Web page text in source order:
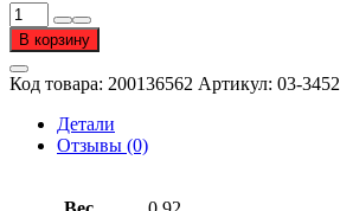
Количество
товара
Крест
из
золота
пробы
В корзину
Код товара: 200136562 Артикул: 03-3452
Детали
Отзывы (0)